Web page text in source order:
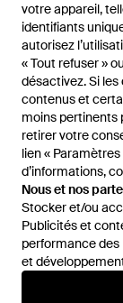
votre appareil,
identifiants
autorisez
« Tout refuser »
désactivez. Si
contenus et
moins pertinents
retirer votre
lien «
d’informations,
Nous et nos
Stocker et/ou
Publicités et
performance des
et
votre appareil,
identifiants
autorisez
« Tout refuser »
désactivez. Si
contenus et
moins pertinents
retirer votre
lien «
d’informations,
Nous et nos
Stocker et/ou
Publicités et
performance des
et
Patou
T-Shirt À
NoirDeFARFETCH